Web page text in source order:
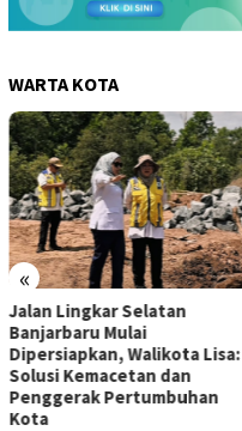
WARTA KOTA
«
Jalan Lingkar Selatan
Banjarbaru Mulai
Dipersiapkan, Walikota Lisa:
Solusi Kemacetan dan
Penggerak Pertumbuhan
Kota